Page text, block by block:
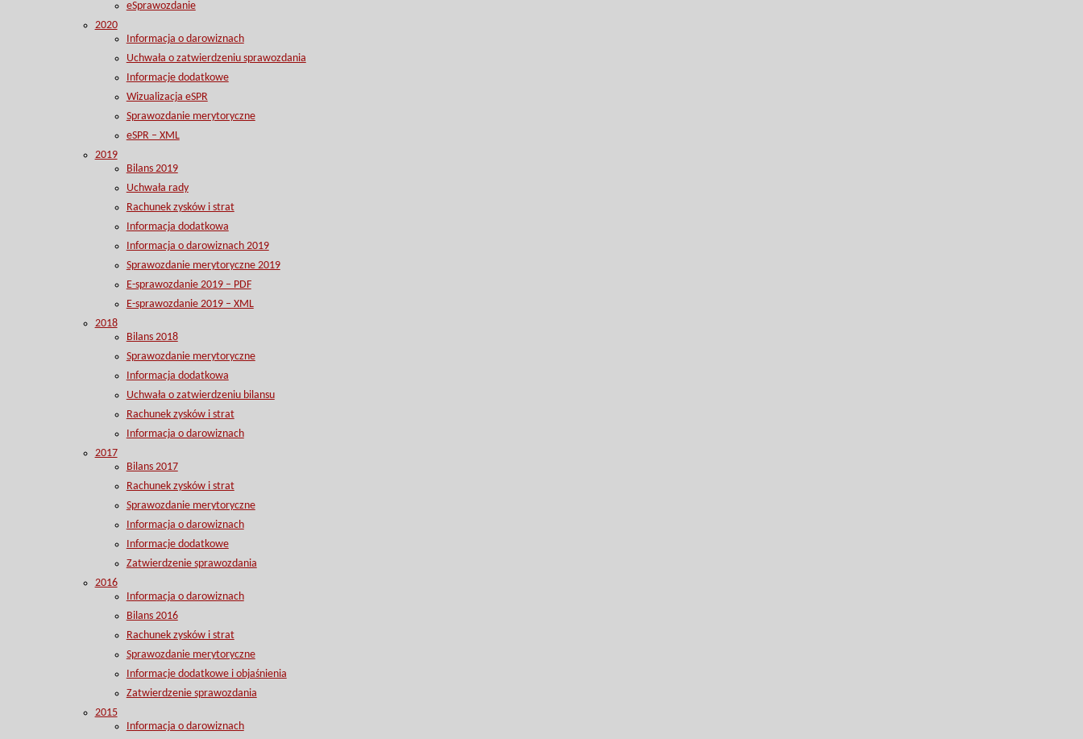
eSprawozdanie
2020
Informacja o darowiznach
Uchwała o zatwierdzeniu sprawozdania
Informacje dodatkowe
Wizualizacja eSPR
Sprawozdanie merytoryczne
eSPR – XML
2019
Bilans 2019
Uchwała rady
Rachunek zysków i strat
Informacja dodatkowa
Informacja o darowiznach 2019
Sprawozdanie merytoryczne 2019
E-sprawozdanie 2019 – PDF
E-sprawozdanie 2019 – XML
2018
Bilans 2018
Sprawozdanie merytoryczne
Informacja dodatkowa
Uchwała o zatwierdzeniu bilansu
Rachunek zysków i strat
Informacja o darowiznach
2017
Bilans 2017
Rachunek zysków i strat
Sprawozdanie merytoryczne
Informacja o darowiznach
Informacje dodatkowe
Zatwierdzenie sprawozdania
2016
Informacja o darowiznach
Bilans 2016
Rachunek zysków i strat
Sprawozdanie merytoryczne
Informacje dodatkowe i objaśnienia
Zatwierdzenie sprawozdania
2015
Informacja o darowiznach